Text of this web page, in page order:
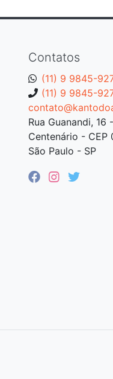
Contatos
(11) 9 9845-
(11) 9 9845-
Rua Guanandi, 16
Centenário -
São Paulo - SP